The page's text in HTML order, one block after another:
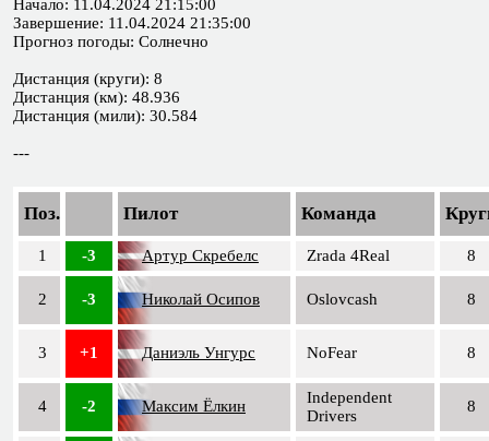
Начало: 11.04.2024 21:15:00
Завершение: 11.04.2024 21:35:00
Прогноз погоды: Солнечно
Дистанция (круги): 8
Дистанция (км): 48.936
Дистанция (мили): 30.584
---
Поз. Пилот Команда
1 -3 Артур Скребелс Zrada 4Real 8
2 -3 Николай Осипов Oslovcash 8
3 +1 Даниэль Унгурс NoFear 8
4 -2 Максим Ёлкин
Independent
Drivers
8